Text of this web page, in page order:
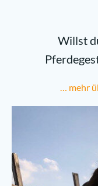
Willst
… mehr